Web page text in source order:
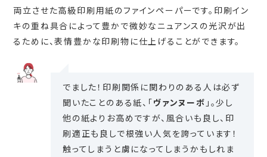
両立させた高級印刷用紙のファインペーパーです。印刷イン
キの重ね具合によって豊かで微妙なニュアンスの光沢が出
るために、表情豊かな印刷物に仕上げることができます。
でました！印刷関係に関わりのある人は必ず
聞いたことのある紙、「ヴァンヌーボ 」。少し
他の紙よりお高めですが、風合いも良し、印
刷適正も良しで根強い人気を誇っています！
触ってしまうと虜になってしまうかもしれま